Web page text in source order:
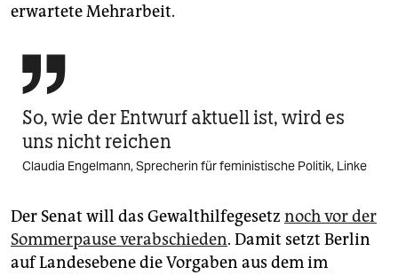
erwartete Mehrarbeit.

So, wie der Entwurf aktuell ist, wird es
uns nicht reichen
Claudia Engelmann, Sprecherin für feministische Politik, Linke
Der Senat will das Gewalthilfegesetz noch vor der
Sommerpause verabschieden. Damit setzt Berlin
auf Landesebene die Vorgaben aus dem im